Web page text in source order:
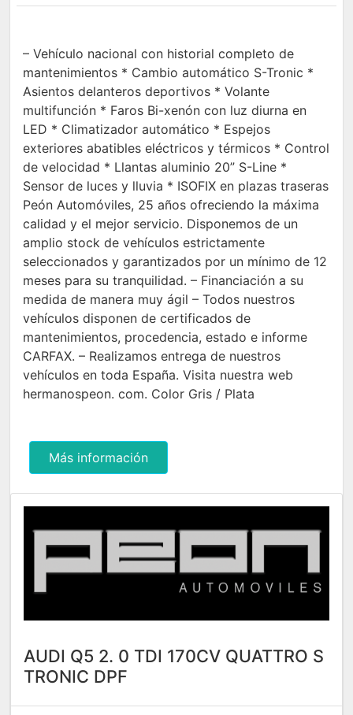
– Vehículo nacional con historial completo de
mantenimientos * Cambio automático S-Tronic *
Asientos delanteros deportivos * Volante
multifunción * Faros Bi-xenón con luz diurna en
LED * Climatizador automático * Espejos
exteriores abatibles eléctricos y térmicos * Control
de velocidad * Llantas aluminio 20” S-Line *
Sensor de luces y lluvia * ISOFIX en plazas traseras
Peón Automóviles, 25 años ofreciendo la máxima
calidad y el mejor servicio. Disponemos de un
amplio stock de vehículos estrictamente
seleccionados y garantizados por un mínimo de 12
meses para su tranquilidad. – Financiación a su
medida de manera muy ágil – Todos nuestros
vehículos disponen de certificados de
mantenimientos, procedencia, estado e informe
CARFAX. – Realizamos entrega de nuestros
vehículos en toda España. Visita nuestra web
hermanospeon. com. Color Gris / Plata
Más información
AUDI Q5 2. 0 TDI 170CV QUATTRO S
TRONIC DPF